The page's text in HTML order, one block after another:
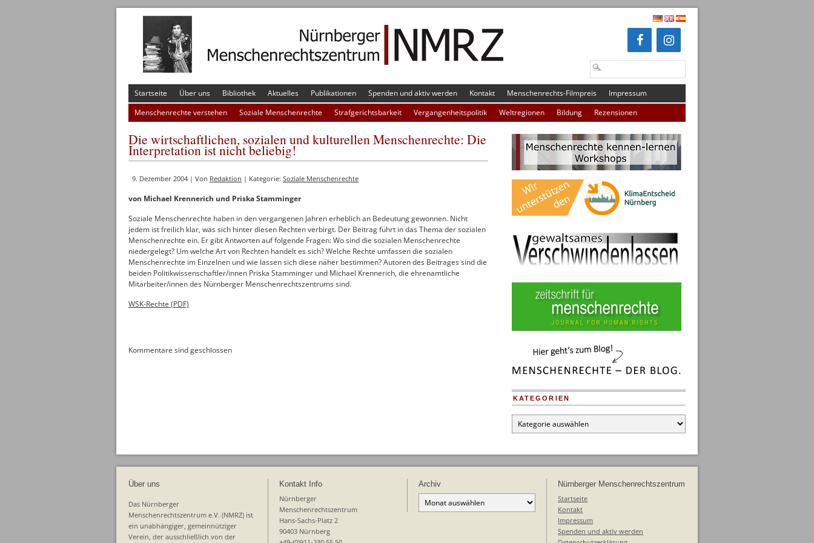
Startseite Über uns Bibliothek Aktuelles Publikationen Spenden und aktiv werden Kontakt Menschenrechts-Filmpreis
Impressum
Menschenrechte verstehen
Soziale Menschenrechte Strafgerichtsbarkeit Vergangenheitspolitik Weltregionen Bildung Rezensionen
Die wirtschaftlichen, sozialen und kulturellen Menschenrechte: Die
Interpretation ist nicht beliebig!
9. Dezember 2004 | Von Redaktion | Kategorie: Soziale Menschenrechte
von Michael Krennerich und Priska Stamminger
Soziale Menschenrechte haben in den vergangenen Jahren erheblich an Bedeutung gewonnen. Nicht
jedem ist freilich klar, was sich hinter diesen Rechten verbirgt. Der Beitrag führt in das Thema der sozialen
Menschenrechte ein. Er gibt Antworten auf folgende Fragen: Wo sind die sozialen Menschenrechte
niedergelegt? Um welche Art von Rechten handelt es sich? Welche Rechte umfassen die sozialen
Menschenrechte im Einzelnen und wie lassen sich diese näher bestimmen? Autoren des Beitrages sind die
beiden Politikwissenschaftler/innen Priska Stamminger und Michael Krennerich, die ehrenamtliche
Mitarbeiter/innen des Nürnberger Menschenrechtszentrums sind.
WSK-Rechte (PDF)
Kommentare sind geschlossen
KATEGORIEN
Kategorien
Über uns
Das Nürnberger
Menschenrechtszentrum e.V. (NMRZ) ist
ein unabhängiger, gemeinnütziger
Verein, der ausschließlich von der
Kontakt Info
Nürnberger
Menschenrechtszentrum
Hans-Sachs-Platz 2
90403 Nürnberg
Archiv
Archiv
Nürnberger Menschenrechtszentrum
Startseite
Kontakt
Impressum
Spenden und aktiv werden